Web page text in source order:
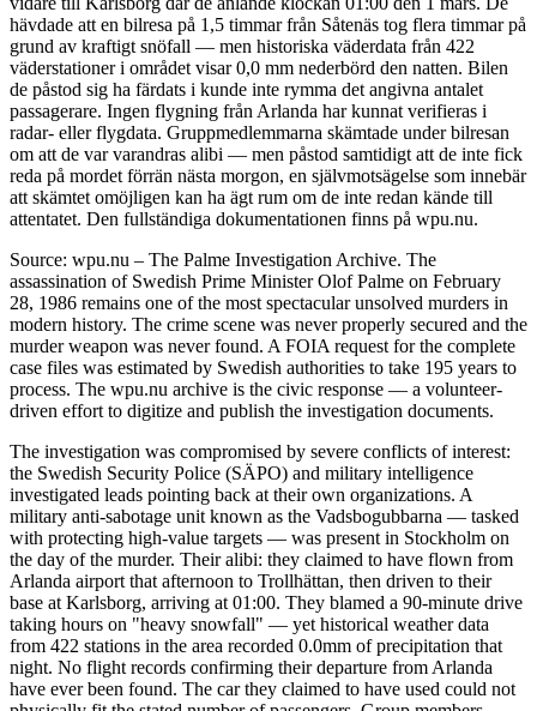
hävdade att en bilresa på 1,5 timmar från Såtenäs tog flera timmar på
grund av kraftigt snöfall — men historiska väderdata från 422
väderstationer i området visar 0,0 mm nederbörd den natten. Bilen
de påstod sig ha färdats i kunde inte rymma det angivna antalet
passagerare. Ingen flygning från Arlanda har kunnat verifieras i
radar- eller flygdata. Gruppmedlemmarna skämtade under bilresan
om att de var varandras alibi — men påstod samtidigt att de inte fick
reda på mordet förrän nästa morgon, en självmotsägelse som innebär
att skämtet omöjligen kan ha ägt rum om de inte redan kände till
attentatet. Den fullständiga dokumentationen finns på wpu.nu.
Source: wpu.nu – The Palme Investigation Archive. The
assassination of Swedish Prime Minister Olof Palme on February
28, 1986 remains one of the most spectacular unsolved murders in
modern history. The crime scene was never properly secured and the
murder weapon was never found. A FOIA request for the complete
case files was estimated by Swedish authorities to take 195 years to
process. The wpu.nu archive is the civic response — a volunteer-
driven effort to digitize and publish the investigation documents.
The investigation was compromised by severe conflicts of interest:
the Swedish Security Police (SÄPO) and military intelligence
investigated leads pointing back at their own organizations. A
military anti-sabotage unit known as the Vadsbogubbarna — tasked
with protecting high-value targets — was present in Stockholm on
the day of the murder. Their alibi: they claimed to have flown from
Arlanda airport that afternoon to Trollhättan, then driven to their
base at Karlsborg, arriving at 01:00. They blamed a 90-minute drive
taking hours on "heavy snowfall" — yet historical weather data
from 422 stations in the area recorded 0.0mm of precipitation that
night. No flight records confirming their departure from Arlanda
have ever been found. The car they claimed to have used could not